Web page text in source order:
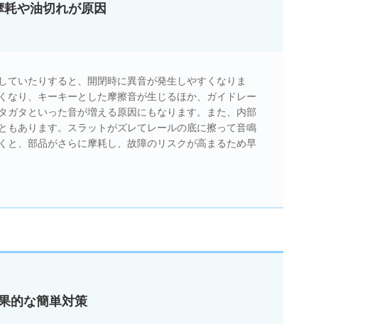
耗や油切れが原因
いたりすると、開閉時に異音が発生しやすくなりま
なり、キーキーとした摩擦音が生じるほか、ガイドレー
ガタといった音が増える原因にもなります。また、内部
もあります。スラットがズレてレールの底に擦って音鳴
と、部品がさらに摩耗し、故障のリスクが高まるため早
的な簡単対策